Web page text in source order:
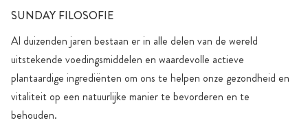
SUNDAY FILOSOFIE
Al duizenden jaren bestaan er in alle delen van de wereld
uitstekende voedingsmiddelen en waardevolle actieve
plantaardige ingrediënten om ons te helpen onze gezondheid en
vitaliteit op een natuurlijke manier te bevorderen en te
behouden.